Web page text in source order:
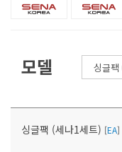
모델
싱글팩 (세나1세트) [EA]